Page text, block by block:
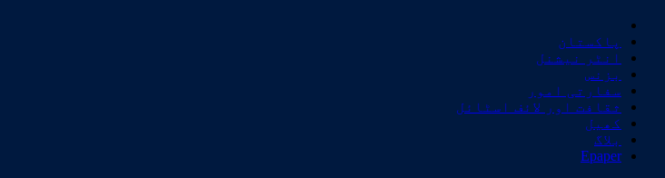
پاکستان
انٹر نیشنل
بزنس
سفارتی امور
ثقافت اور لائف اسٹائل
کھیل
بلاگ
Epaper